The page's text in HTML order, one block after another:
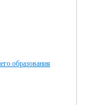
образования